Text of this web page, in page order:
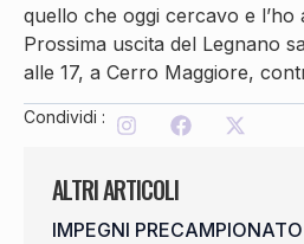
ALTRI ARTICOLI
IMPEGNI
quello che oggi cercavo e l’ho
Prossima uscita del Legnano
alle 17, a Cerro Maggiore,
Condividi :